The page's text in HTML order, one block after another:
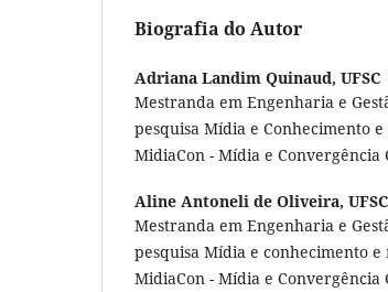
Biografia do Autor
Adriana Landim Quinaud, UFSC
Mestranda em Engenharia e
pesquisa Mídia e Conhecimento
MidiaCon - Mídia e Convergência
Aline Antoneli de Oliveira, UFSC
Mestranda em Engenharia e
pesquisa Mídia e conhecimento
MidiaCon - Mídia e Convergência